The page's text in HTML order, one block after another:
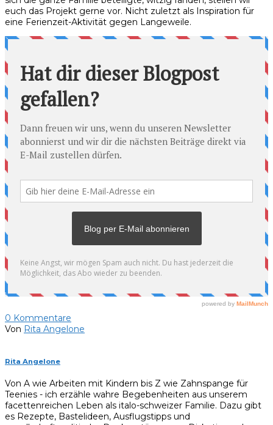
0 Kommentare
Von Rita Angelone
Rita Angelone
Von A wie Arbeiten mit Kindern bis Z wie Zahnspange für
Teenies - ich erzähle wahre Begebenheiten aus unserem
facettenreichen Leben als italo-schweizer Familie. Dazu gibt
es Rezepte, Bastelideen, Ausflugstipps und